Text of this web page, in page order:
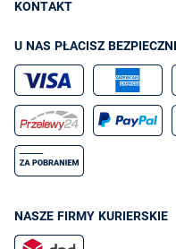
KONTAKT
U NAS PŁACISZ
NASZE FIRMY KURIERSKIE